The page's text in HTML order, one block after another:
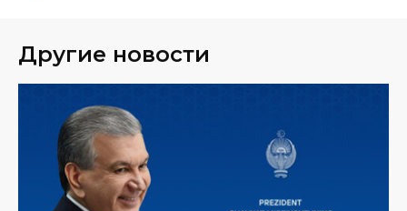
Другие новости